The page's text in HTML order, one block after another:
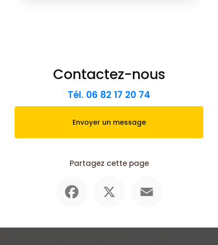
Contactez-nous
Tél. 06 82 17 20 74
Envoyer un message
Partagez cette page